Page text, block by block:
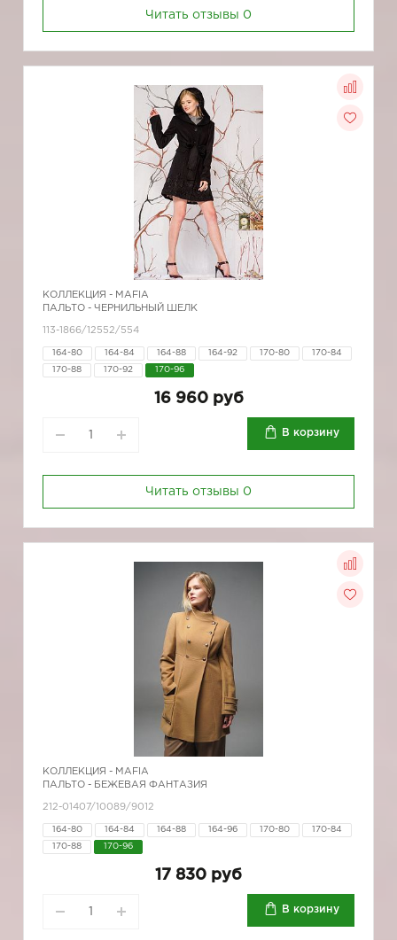
Читать отзывы 0
КОЛЛЕКЦИЯ - MAFIA
ПАЛЬТО - ЧЕРНИЛЬНЫЙ ШЕЛК
113-1866/12552/554
164-80 164-84 164-88 164-92 170-80 170-84
170-88 170-92 170-96
16 960 руб
В корзину
Читать отзывы 0
КОЛЛЕКЦИЯ - MAFIA
ПАЛЬТО - БЕЖЕВАЯ ФАНТАЗИЯ
212-01407/10089/9012
164-80 164-84 164-88 164-96 170-80 170-84
170-88 170-96
17 830 руб
В корзину